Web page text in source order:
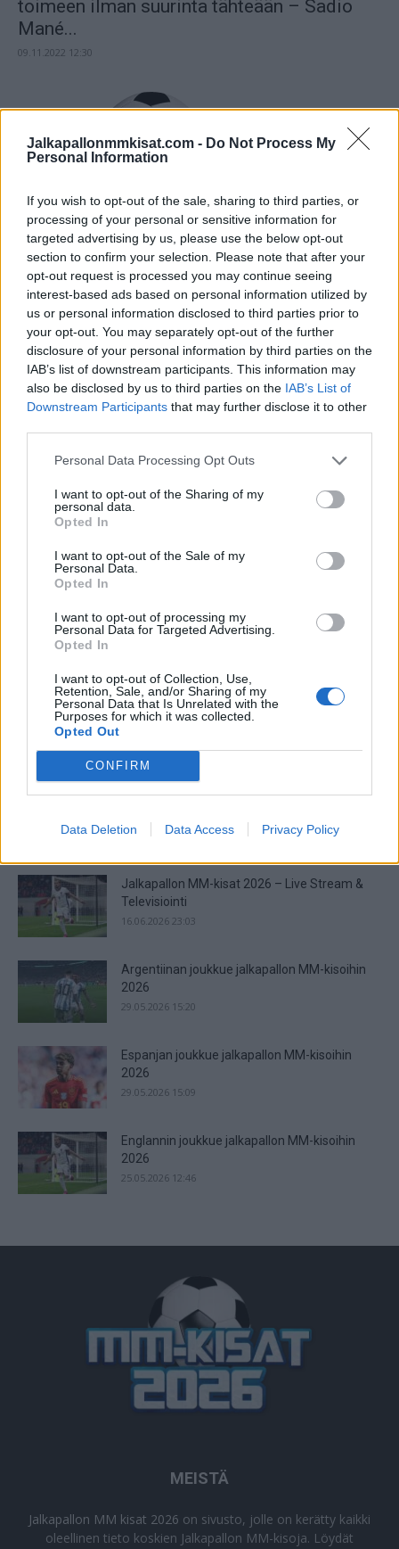
Jalkapallonmmkisat.com - Do Not Process My
Personal Information
If you wish to opt-out of the sale, sharing to third parties, or
processing of your personal or sensitive information for
targeted advertising by us, please use the below opt-out
section to confirm your selection. Please note that after your
opt-out request is processed you may continue seeing
interest-based ads based on personal information utilized by
us or personal information disclosed to third parties prior to
your opt-out. You may separately opt-out of the further
disclosure of your personal information by third parties on the
IAB’s list of downstream participants. This information may
also be disclosed by us to third parties on the IAB’s List of
Downstream Participants that may further disclose it to other
Personal Data Processing Opt Outs
I want to opt-out of the Sharing of my
personal data.
Opted In
I want to opt-out of the Sale of my
Personal Data.
Opted In
I want to opt-out of processing my
Personal Data for Targeted Advertising.
Opted In
I want to opt-out of Collection, Use,
Retention, Sale, and/or Sharing of my
Personal Data that Is Unrelated with the
Purposes for which it was collected.
Opted Out
CONFIRM
Data Deletion Data Access Privacy Policy
toimeen ilman suurinta tähteään – Sadio
Mané...
09.11.2022 12:30
TUOREIMMAT
Jalkapallon MM-kisat 2026 Pudotuspelit –
tässä kaavio
28.06.2026 13:37
Jalkapallon MM-turnauksen lohkovaihe on saatu nyt taputeltua,
Jalkapallon MM-kisat 2026 – Live Stream &
Televisiointi
16.06.2026 23:03
Argentiinan joukkue jalkapallon MM-kisoihin
2026
29.05.2026 15:20
Espanjan joukkue jalkapallon MM-kisoihin
2026
29.05.2026 15:09
Englannin joukkue jalkapallon MM-kisoihin
2026
25.05.2026 12:46
MEISTÄ
Jalkapallon MM kisat 2026 on sivusto, jolle on kerätty kaikki
oleellinen tieto koskien Jalkapallon MM-kisoja. Löydät